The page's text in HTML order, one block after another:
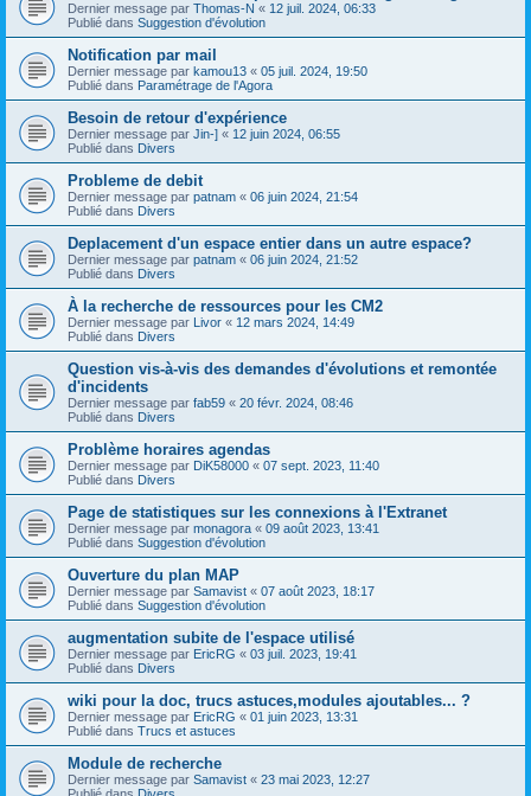
Dernier message par Thomas-N « 12 juil. 2024, 06:33
Publié dans Suggestion d'évolution
Notification par mail
Dernier message par kamou13 « 05 juil. 2024, 19:50
Publié dans Paramétrage de l'Agora
Besoin de retour d'expérience
Dernier message par Jin-] « 12 juin 2024, 06:55
Publié dans Divers
Probleme de debit
Dernier message par patnam « 06 juin 2024, 21:54
Publié dans Divers
Deplacement d'un espace entier dans un autre espace?
Dernier message par patnam « 06 juin 2024, 21:52
Publié dans Divers
À la recherche de ressources pour les CM2
Dernier message par Livor « 12 mars 2024, 14:49
Publié dans Divers
Question vis-à-vis des demandes d'évolutions et remontée
d'incidents
Dernier message par fab59 « 20 févr. 2024, 08:46
Publié dans Divers
Problème horaires agendas
Dernier message par DiK58000 « 07 sept. 2023, 11:40
Publié dans Divers
Page de statistiques sur les connexions à l'Extranet
Dernier message par monagora « 09 août 2023, 13:41
Publié dans Suggestion d'évolution
Ouverture du plan MAP
Dernier message par Samavist « 07 août 2023, 18:17
Publié dans Suggestion d'évolution
augmentation subite de l'espace utilisé
Dernier message par EricRG « 03 juil. 2023, 19:41
Publié dans Divers
wiki pour la doc, trucs astuces,modules ajoutables... ?
Dernier message par EricRG « 01 juin 2023, 13:31
Publié dans Trucs et astuces
Module de recherche
Dernier message par Samavist « 23 mai 2023, 12:27
Publié dans Divers